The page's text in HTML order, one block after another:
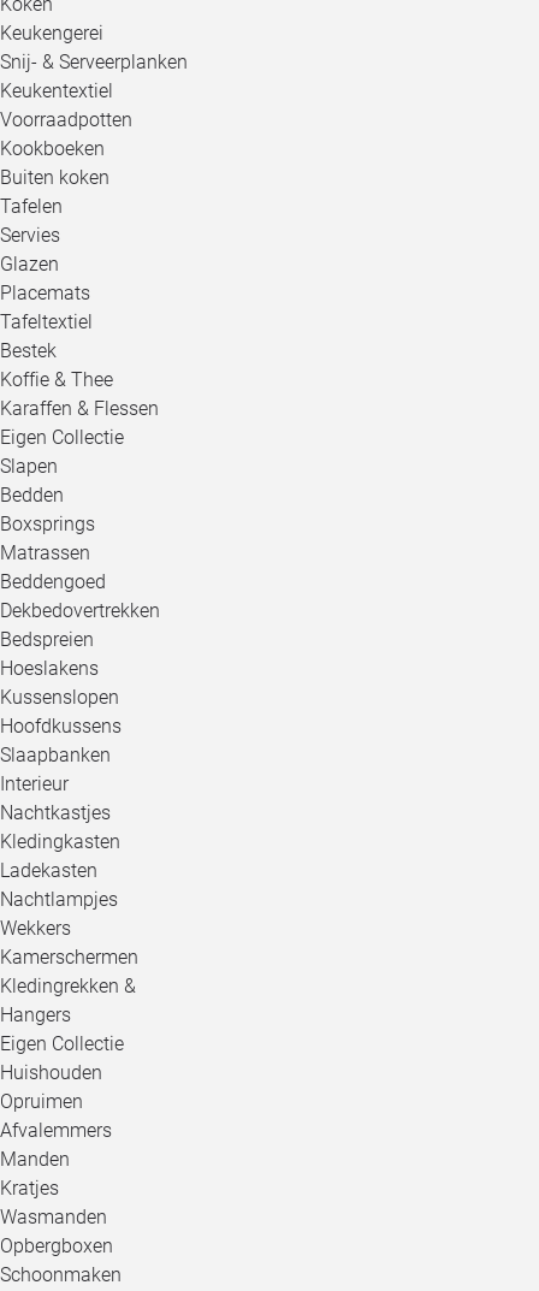
Keukengerei
Snij- & Serveerplanken
Keukentextiel
Voorraadpotten
Kookboeken
Buiten koken
Tafelen
Servies
Glazen
Placemats
Tafeltextiel
Bestek
Koffie & Thee
Karaffen & Flessen
Eigen Collectie
Slapen
Bedden
Boxsprings
Matrassen
Beddengoed
Dekbedovertrekken
Bedspreien
Hoeslakens
Kussenslopen
Hoofdkussens
Slaapbanken
Interieur
Nachtkastjes
Kledingkasten
Ladekasten
Nachtlampjes
Wekkers
Kamerschermen
Kledingrekken &
Hangers
Eigen Collectie
Huishouden
Opruimen
Afvalemmers
Manden
Kratjes
Wasmanden
Opbergboxen
Schoonmaken